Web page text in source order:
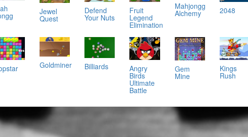
Jewel
Quest
Defend
Your Nuts
Fruit
Legend
Elimination
Mahjongg
Alchemy 2048
Goldminer Billiards Angry
Birds
Ultimate
Battle
Gem
Mine
Kings
Rush